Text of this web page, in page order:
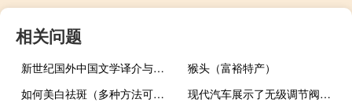
相关问题
新世纪国外中国文学译介与研究文情报告·北美卷(2004—2006)(关于新世纪国外中国文学译介与研究文情报告·北美卷(2004—2006)的简介)
猴头（富裕特产）
如何美白祛斑（多种方法可以尝试）
现代汽车展示了无级调节阀持续时间的发动机技术